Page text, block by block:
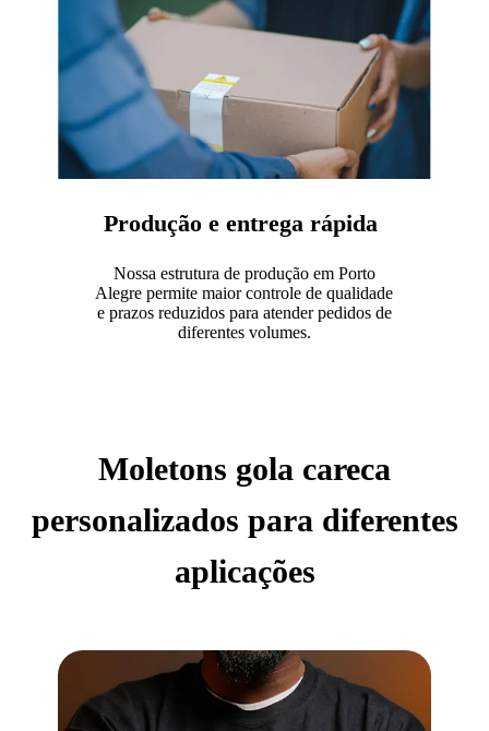
Produção e entrega rápida
Nossa estrutura de produção em Porto
Alegre permite maior controle de qualidade
e prazos reduzidos para atender pedidos de
diferentes volumes.
Moletons gola careca
personalizados para diferentes
aplicações